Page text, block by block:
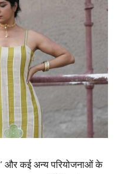
और कई अन्य परियोजनाओं के